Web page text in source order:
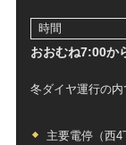
時間
おおむね7:00か
冬ダイヤ運行の内
主要電停（西